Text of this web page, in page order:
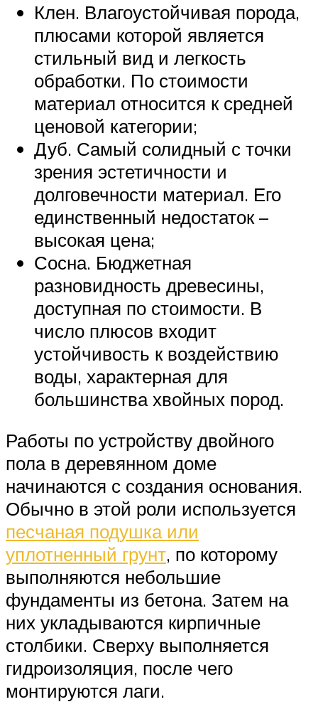
Клен. Влагоустойчивая порода,
плюсами которой является
стильный вид и легкость
обработки. По стоимости
материал относится к средней
ценовой категории;
Дуб. Самый солидный с точки
зрения эстетичности и
долговечности материал. Его
единственный недостаток –
высокая цена;
Сосна. Бюджетная
разновидность древесины,
доступная по стоимости. В
число плюсов входит
устойчивость к воздействию
воды, характерная для
большинства хвойных пород.
Работы по устройству двойного
пола в деревянном доме
начинаются с создания основания.
Обычно в этой роли используется
песчаная подушка или
уплотненный грунт, по которому
выполняются небольшие
фундаменты из бетона. Затем на
них укладываются кирпичные
столбики. Сверху выполняется
гидроизоляция, после чего
монтируются лаги.